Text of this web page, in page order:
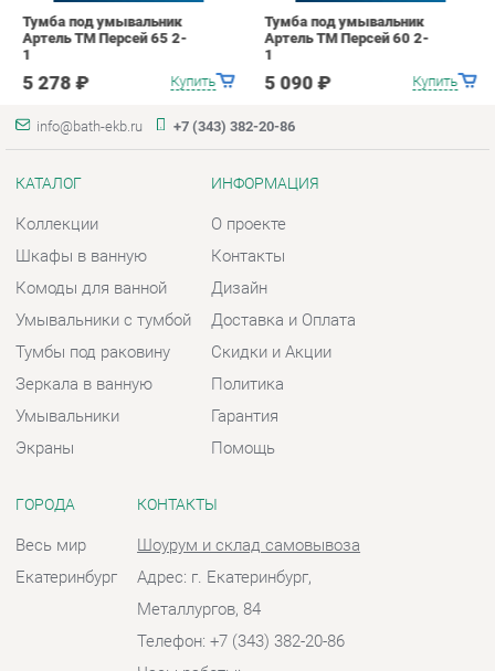
КАТАЛОГ
Коллекции
Шкафы в ванную
Комоды для ванной
Умывальники с тумбой
Тумбы под раковину
Зеркала в ванную
Умывальники
Экраны
ИНФОРМАЦИЯ
О проекте
Контакты
Дизайн
Доставка и Оплата
Скидки и Акции
Политика
Гарантия
Помощь
КОНТАКТЫ
Отправить сообщение
© 2009-2026 Ванная-Екатеринбург